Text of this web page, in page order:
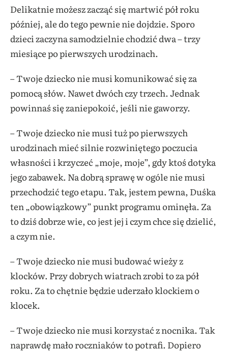
Delikatnie możesz zacząć się martwić pół roku
później, ale do tego pewnie nie dojdzie. Sporo
dzieci zaczyna samodzielnie chodzić dwa – trzy
miesiące po pierwszych urodzinach.
– Twoje dziecko nie musi komunikować się za
pomocą słów. Nawet dwóch czy trzech. Jednak
powinnaś się zaniepokoić, jeśli nie gaworzy.
– Twoje dziecko nie musi tuż po pierwszych
urodzinach mieć silnie rozwiniętego poczucia
własności i krzyczeć „moje, moje”, gdy ktoś dotyka
jego zabawek. Na dobrą sprawę w ogóle nie musi
przechodzić tego etapu. Tak, jestem pewna, Duśka
ten „obowiązkowy” punkt programu ominęła. Za
to dziś dobrze wie, co jest jej i czym chce się dzielić,
a czym nie.
– Twoje dziecko nie musi budować wieży z
klocków. Przy dobrych wiatrach zrobi to za pół
roku. Za to chętnie będzie uderzało klockiem o
klocek.
– Twoje dziecko nie musi korzystać z nocnika. Tak
naprawdę mało roczniaków to potrafi. Dopiero